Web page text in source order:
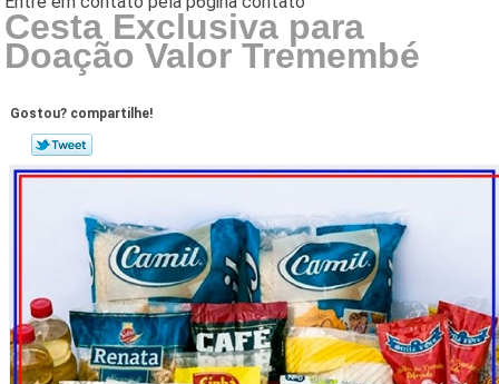
Cesta Exclusiva para
Doação Valor Tremembé
Gostou? compartilhe!